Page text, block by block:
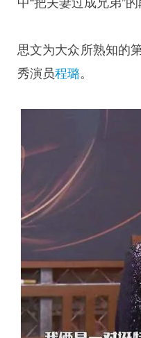
中“把夫妻过成兄弟”
思文为大众所熟知的
秀演员程璐。